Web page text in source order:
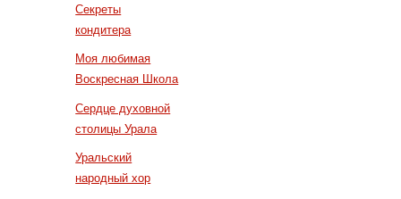
Секреты
кондитера
Моя любимая
Воскресная Школа
Сердце духовной
столицы Урала
Уральский
народный хор